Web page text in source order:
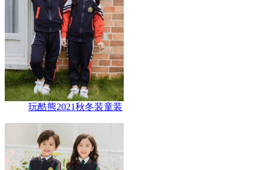
玩酷熊2021秋冬装童装